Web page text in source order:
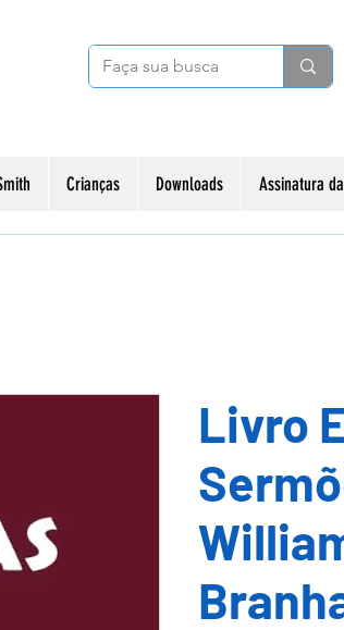
Crianças Downloads Assinatura
Livro